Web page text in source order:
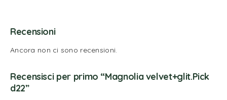
Recensioni
Ancora non ci sono recensioni.
Recensisci per primo “Magnolia velvet+glit.Pick
d22”